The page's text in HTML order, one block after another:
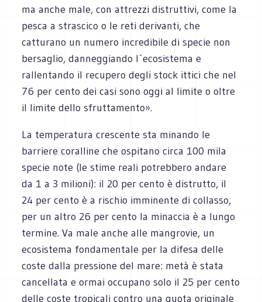
ma anche male, con attrezzi distruttivi, come la
pesca a strascico o le reti derivanti, che
catturano un numero incredibile di specie non
bersaglio, danneggiando l´ecosistema e
rallentando il recupero degli stock ittici che nel
76 per cento dei casi sono oggi al limite o oltre
il limite dello sfruttamento».
La temperatura crescente sta minando le
barriere coralline che ospitano circa 100 mila
specie note (le stime reali potrebbero andare
da 1 a 3 milioni): il 20 per cento è distrutto, il
24 per cento è a rischio imminente di collasso,
per un altro 26 per cento la minaccia è a lungo
termine. Va male anche alle mangrovie, un
ecosistema fondamentale per la difesa delle
coste dalla pressione del mare: metà è stata
cancellata e ormai occupano solo il 25 per cento
delle coste tropicali contro una quota originale